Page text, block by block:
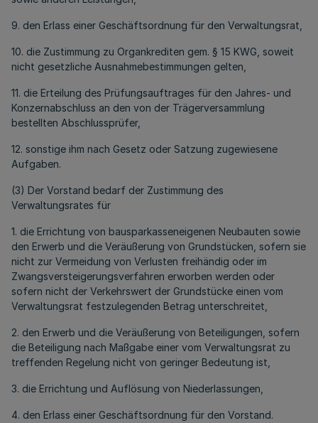
9. den Erlass einer Geschäftsordnung für den Verwaltungsrat,
10. die Zustimmung zu Organkrediten gem. § 15 KWG, soweit
nicht gesetzliche Ausnahmebestimmungen gelten,
11. die Erteilung des Prüfungsauftrages für den Jahres- und
Konzernabschluss an den von der Trägerversammlung
bestellten Abschlussprüfer,
12. sonstige ihm nach Gesetz oder Satzung zugewiesene
Aufgaben.
(3) Der Vorstand bedarf der Zustimmung des
Verwaltungsrates für
1. die Errichtung von bausparkasseneigenen Neubauten sowie
den Erwerb und die Veräußerung von Grundstücken, sofern sie
nicht zur Vermeidung von Verlusten freihändig oder im
Zwangsversteigerungsverfahren erworben werden oder
sofern nicht der Verkehrswert der Grundstücke einen vom
Verwaltungsrat festzulegenden Betrag unterschreitet,
2. den Erwerb und die Veräußerung von Beteiligungen, sofern
die Beteiligung nach Maßgabe einer vom Verwaltungsrat zu
treffenden Regelung nicht von geringer Bedeutung ist,
3. die Errichtung und Auflösung von Niederlassungen,
4. den Erlass einer Geschäftsordnung für den Vorstand.